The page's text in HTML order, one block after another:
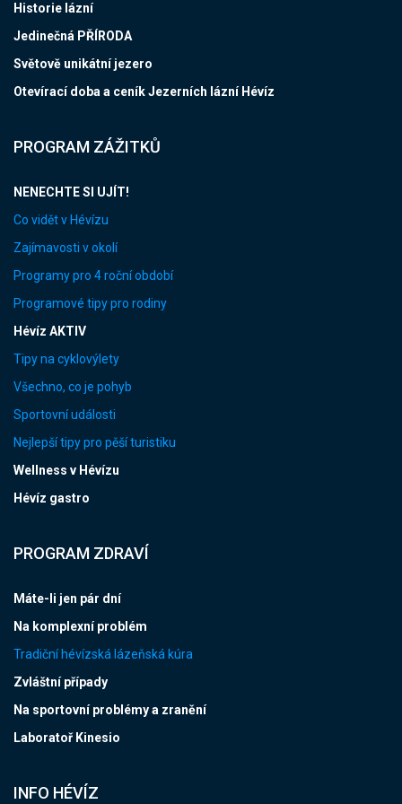
Historie lázní
Jedinečná PŘÍRODA
Světově unikátní jezero
Otevírací doba a ceník Jezerních lázní Hévíz
PROGRAM ZÁŽITKŮ
NENECHTE SI UJÍT!
Co vidět v Hévízu
Zajímavosti v okolí
Programy pro 4 roční období
Programové tipy pro rodiny
Hévíz AKTIV
Tipy na cyklovýlety
Všechno, co je pohyb
Sportovní události
Nejlepší tipy pro pěší turistiku
Wellness v Hévízu
Hévíz gastro
PROGRAM ZDRAVÍ
Máte-li jen pár dní
Na komplexní problém
Tradiční hévízská lázeňská kúra
Zvláštní případy
Na sportovní problémy a zranění
Laboratoř Kinesio
INFO HÉVÍZ